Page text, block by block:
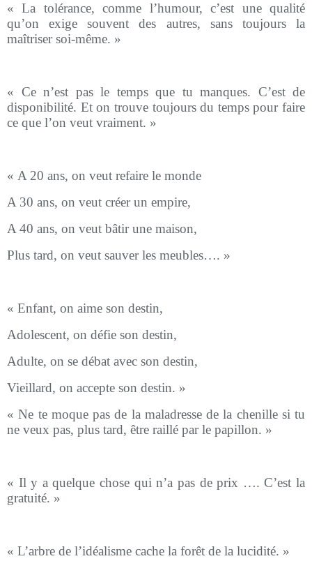
« La tolérance, comme l’humour, c’est une qualité
qu’on exige souvent des autres, sans toujours la
maîtriser soi-même. »
« Ce n’est pas le temps que tu manques. C’est de
disponibilité. Et on trouve toujours du temps pour faire
ce que l’on veut vraiment. »
« A 20 ans, on veut refaire le monde
A 30 ans, on veut créer un empire,
A 40 ans, on veut bâtir une maison,
Plus tard, on veut sauver les meubles…. »
« Enfant, on aime son destin,
Adolescent, on défie son destin,
Adulte, on se débat avec son destin,
Vieillard, on accepte son destin. »
« Ne te moque pas de la maladresse de la chenille si tu
ne veux pas, plus tard, être raillé par le papillon. »
« Il y a quelque chose qui n’a pas de prix …. C’est la
gratuité. »
« L’arbre de l’idéalisme cache la forêt de la lucidité. »